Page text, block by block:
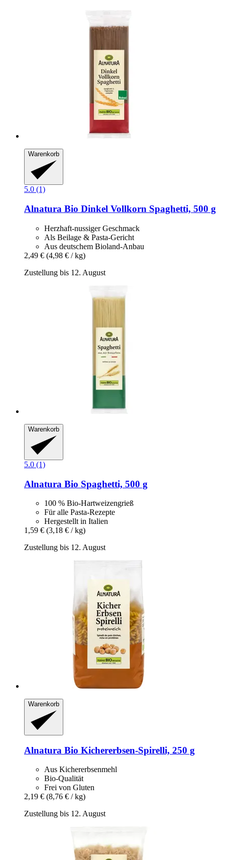
Warenkorb
5.0 (1)
Alnatura Bio Dinkel Vollkorn Spaghetti, 500 g
Herzhaft-nussiger Geschmack
Als Beilage & Pasta-Gericht
Aus deutschem Bioland-Anbau
2,49 € (4,98 € / kg)
Zustellung bis 12. August
Warenkorb
5.0 (1)
Alnatura Bio Spaghetti, 500 g
100 % Bio-Hartweizengrieß
Für alle Pasta-Rezepte
Hergestellt in Italien
1,59 € (3,18 € / kg)
Zustellung bis 12. August
Warenkorb
Alnatura Bio Kichererbsen-​Spirelli, 250 g
Aus Kichererbsenmehl
Bio-Qualität
Frei von Gluten
2,19 € (8,76 € / kg)
Zustellung bis 12. August